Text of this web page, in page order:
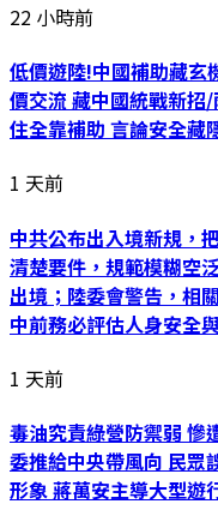
22 小時前
低價遊陸!中國補助藏玄
價交流 藏中國統戰新招
住全靠補助 言論安全藏
1 天前
中共公布出入境新規，
清楚要件，規範模糊空
出境；陸委會警告，相
中前務必評估人身安全
1 天前
毒油究責綠營防禦弱 慘
委推給中央帶風向 民眾
形象 蔣萬安主導大型遊